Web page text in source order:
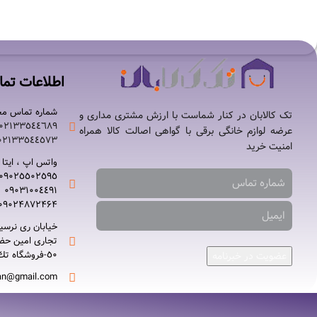
تک کالابان در کنار شماست با ارزش مشتری مداری و
عرضه لوازم خانگی برقی با گواهی اصالت کالا همراه
امنیت خرید
اطلاعات
شماره تماس
واتس اپ ، ایتا
۰٩٠٣١٠٠٤٤٩١
خیابان ری
٥٠-فروشگاه تك كالابان